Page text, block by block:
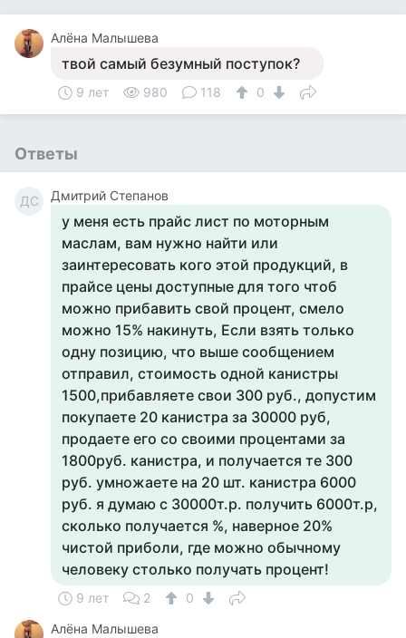
Алёна Малышева
твой самый безумный поступок?
9 лет 980 118 0
Ответы
ДС Дмитрий Степанов
​у меня есть прайс лист по моторным
маслам, вам нужно найти или
заинтересовать кого этой продукций, в
прайсе цены доступные для того чтоб
можно прибавить свой процент, смело
можно 15% накинуть, Если взять только
одну позицию, что выше сообщением
отправил, стоимость одной канистры
1500,прибавляете свои 300 руб., допустим
покупаете 20 канистра за 30000 руб,
продаете его со своими процентами за
1800руб. канистра, и получается те 300
руб. умножаете на 20 шт. канистра 6000
руб. я думаю с 30000т.р. получить 6000т.р,
сколько получается %, наверное 20%
чистой приболи, где можно обычному
человеку столько получать процент!
9 лет 2
0
Алёна Малышева